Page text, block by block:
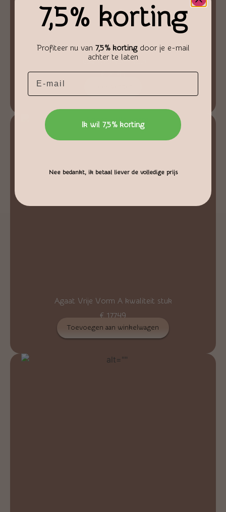
Ruw Celestien stuk
€21,95
Agaat Vrije Vorm A kwaliteit stuk
€177,49
Toevoegen aan winkelwagen
7,5% korting
Profiteer nu van 7,5% kortingdoor je e-mail
achter te laten
Email
Ik wil 7,5% korting
Nee bedankt, ik betaal liever de volledige prijs